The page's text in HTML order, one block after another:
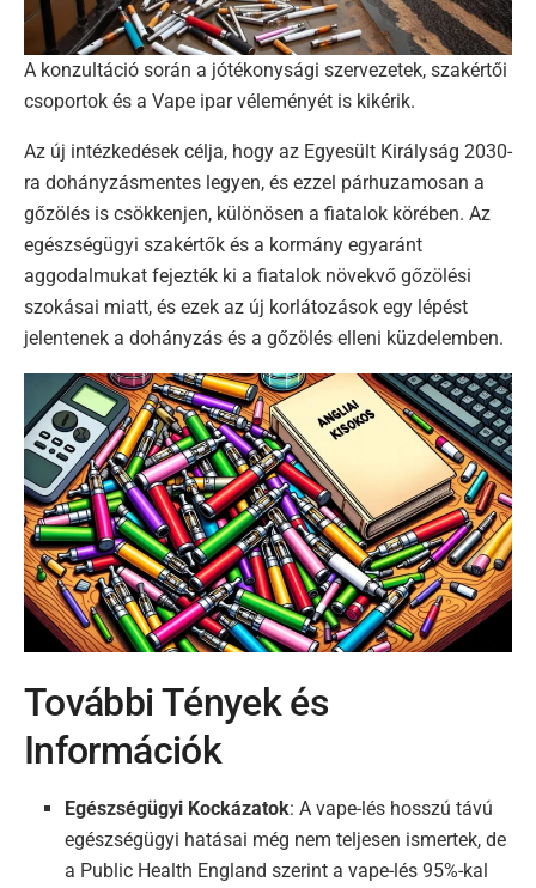
A konzultáció során a jótékonysági szervezetek, szakértői
csoportok és a Vape ipar véleményét is kikérik.
Az új intézkedések célja, hogy az Egyesült Királyság 2030-
ra dohányzásmentes legyen, és ezzel párhuzamosan a
gőzölés is csökkenjen, különösen a fiatalok körében. Az
egészségügyi szakértők és a kormány egyaránt
aggodalmukat fejezték ki a fiatalok növekvő gőzölési
szokásai miatt, és ezek az új korlátozások egy lépést
jelentenek a dohányzás és a gőzölés elleni küzdelemben.
További Tények és
Információk
Egészségügyi Kockázatok: A vape-lés hosszú távú
egészségügyi hatásai még nem teljesen ismertek, de
a Public Health England szerint a vape-lés 95%-kal